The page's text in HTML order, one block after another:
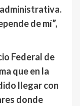
de mí”,
Federal de
que en la
llegar con
donde